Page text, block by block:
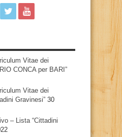
Vitae dei
CONCA per BARI”
Vitae dei
Gravinesi” 30
– Lista “Cittadini